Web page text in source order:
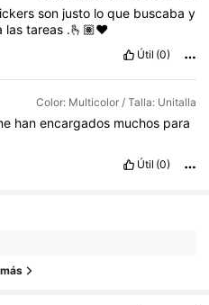
son justo lo que buscaba y
lastareas .🫰🏽❤️
Útil (0)
Color: Multicolor / Talla: Unitalla
han encargados muchos para
Útil (0)